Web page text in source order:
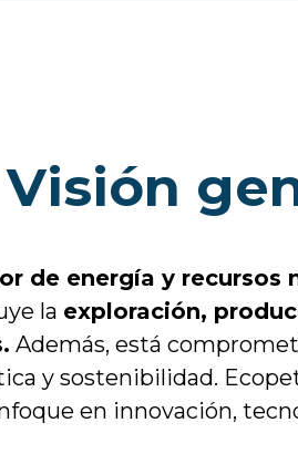
Visión
de energía y recursos
la exploración,
Además, está
y sostenibilidad.
en innovación,